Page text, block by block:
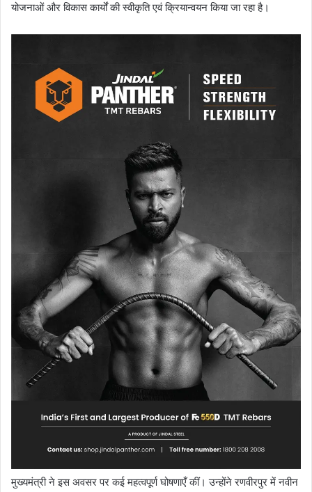
योजनाओं और विकास कार्यों की स्वीकृति एवं क्रियान्वयन किया जा रहा है।
मुख्यमंत्री ने इस अवसर पर कई महत्वपूर्ण घोषणाएँ कीं। उन्होंने रणवीरपुर में नवीन